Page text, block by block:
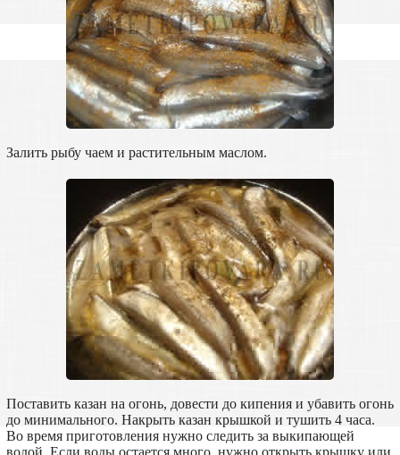
Залить рыбу чаем и растительным маслом.
Поставить казан на огонь, довести до кипения и убавить огонь
до минимального. Накрыть казан крышкой и тушить 4 часа.
Во время приготовления нужно следить за выкипающей
водой. Если воды остается много, нужно открыть крышку или